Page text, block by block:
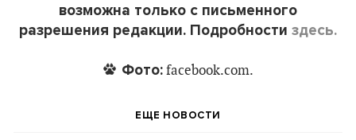
возможна только с письменного
разрешения редакции. Подробности здесь.
Фото:facebook.com.
ЕЩЕ НОВОСТИ